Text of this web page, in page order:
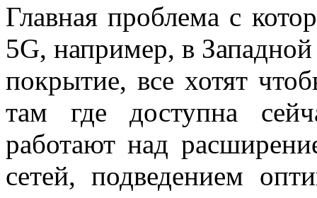
Главная проблема с
5G, например, в
покрытие, все хотят
там где доступна
работают над
сетей, подведением